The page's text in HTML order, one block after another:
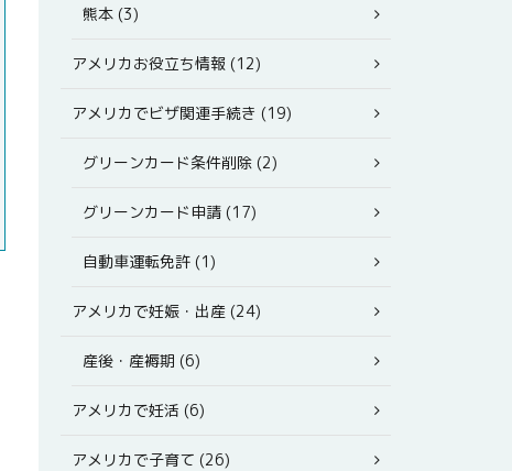
熊本 (3)
アメリカお役立ち情報 (12)
アメリカでビザ関連手続き (19)
グリーンカード条件削除 (2)
グリーンカード申請 (17)
自動車運転免許 (1)
アメリカで妊娠・出産 (24)
産後・産褥期 (6)
アメリカで妊活 (6)
アメリカで子育て (26)